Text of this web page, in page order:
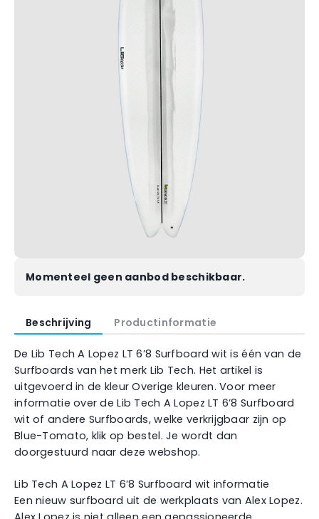
Momenteel geen aanbod beschikbaar.
Beschrijving Productinformatie
De Lib Tech A Lopez LT 6’8 Surfboard wit is één van de
Surfboards van het merk Lib Tech. Het artikel is
uitgevoerd in de kleur Overige kleuren. Voor meer
informatie over de Lib Tech A Lopez LT 6’8 Surfboard
wit of andere Surfboards, welke verkrijgbaar zijn op
Blue-Tomato, klik op bestel. Je wordt dan
doorgestuurd naar deze webshop.
Lib Tech A Lopez LT 6’8 Surfboard wit informatie
Een nieuw surfboard uit de werkplaats van Alex Lopez.